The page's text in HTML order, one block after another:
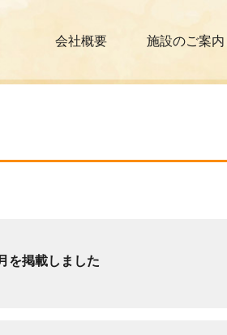
会社概要 施設のご案内
を掲載しました